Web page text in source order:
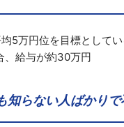
5万円位を目標としてい
、給与が約30万円
知らない人ばかりで